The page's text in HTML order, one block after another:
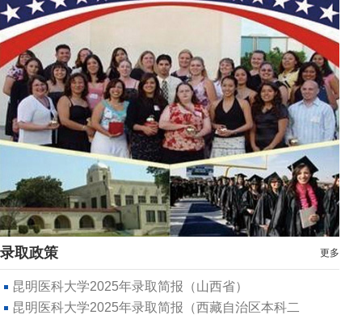
录取政策 更多
昆明医科大学2025年录取简报（山西省）
昆明医科大学2025年录取简报（西藏自治区本科二